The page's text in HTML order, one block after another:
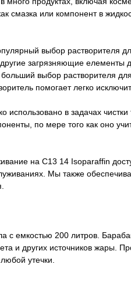
смазка или компонент в
выбор растворителя
загрязняющие елементы
выбор растворителя
помогает легко
использовано в задачах
по мере того как оно
на C13 14 Isoparaffin
Мы также
с емкостью 200 литров.
и других источников жары.
утечки.